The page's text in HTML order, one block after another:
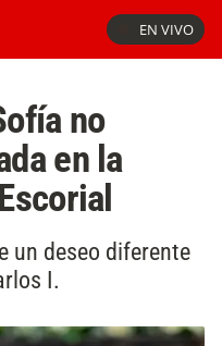
EN VIVO
no
en la
un deseo diferente
I.